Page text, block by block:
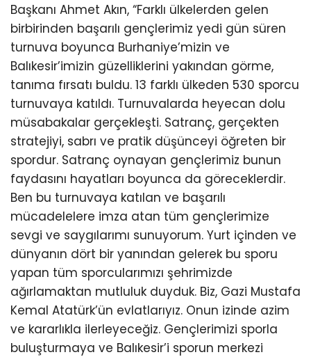
Başkanı Ahmet Akın, “Farklı ülkelerden gelen
birbirinden başarılı gençlerimiz yedi gün süren
turnuva boyunca Burhaniye’mizin ve
Balıkesir’imizin güzelliklerini yakından görme,
tanıma fırsatı buldu. 13 farklı ülkeden 530 sporcu
turnuvaya katıldı. Turnuvalarda heyecan dolu
müsabakalar gerçekleşti. Satranç, gerçekten
stratejiyi, sabrı ve pratik düşünceyi öğreten bir
spordur. Satranç oynayan gençlerimiz bunun
faydasını hayatları boyunca da göreceklerdir.
Ben bu turnuvaya katılan ve başarılı
mücadelelere imza atan tüm gençlerimize
sevgi ve saygılarımı sunuyorum. Yurt içinden ve
dünyanın dört bir yanından gelerek bu sporu
yapan tüm sporcularımızı şehrimizde
ağırlamaktan mutluluk duyduk. Biz, Gazi Mustafa
Kemal Atatürk’ün evlatlarıyız. Onun izinde azim
ve kararlıkla ilerleyeceğiz. Gençlerimizi sporla
buluşturmaya ve Balıkesir’i sporun merkezi